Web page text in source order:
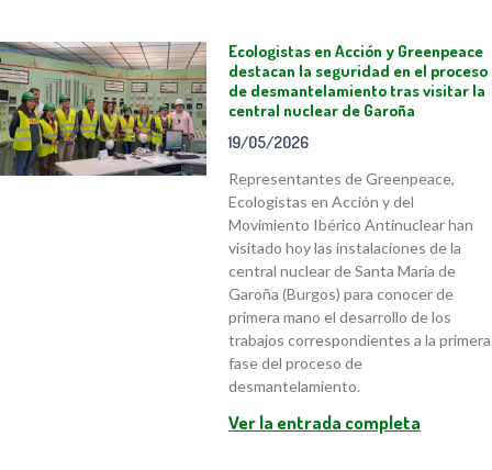
Ecologistas en Acción y Greenpeace
destacan la seguridad en el proceso
de desmantelamiento tras visitar la
central nuclear de Garoña
19/05/2026
Representantes de Greenpeace,
Ecologistas en Acción y del
Movimiento Ibérico Antinuclear han
visitado hoy las instalaciones de la
central nuclear de Santa María de
Garoña (Burgos) para conocer de
primera mano el desarrollo de los
trabajos correspondientes a la primera
fase del proceso de
desmantelamiento.
Ver la entrada completa